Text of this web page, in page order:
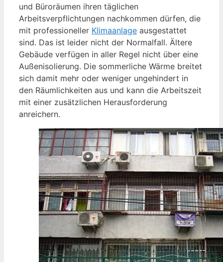
und Büroräumen ihren täglichen
Arbeitsverpflichtungen nachkommen dürfen, die
mit professioneller Klimaanlage ausgestattet
sind. Das ist leider nicht der Normalfall. Ältere
Gebäude verfügen in aller Regel nicht über eine
Außenisolierung. Die sommerliche Wärme breitet
sich damit mehr oder weniger ungehindert in
den Räumlichkeiten aus und kann die Arbeitszeit
mit einer zusätzlichen Herausforderung
anreichern.